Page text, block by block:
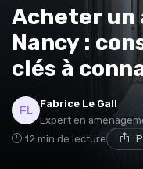
Acheter un
Nancy :
clés à
Fabrice Le Gall
Expert en
12 min de lecture